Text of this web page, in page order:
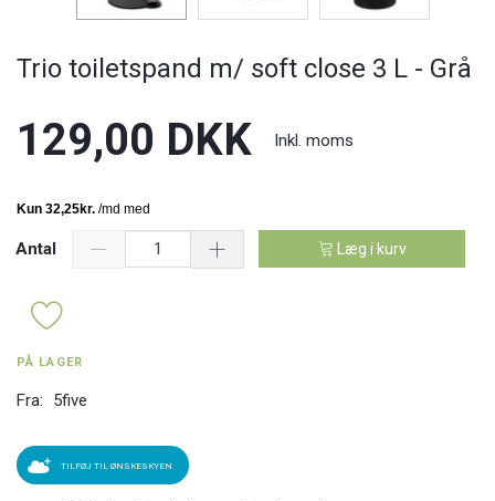
Trio toiletspand m/ soft close 3 L - Grå
129,00 DKK Inkl. moms
Antal Læg i kurv
PÅ LAGER
Fra: 5five
TILFØJ TIL ØNSKESKYEN